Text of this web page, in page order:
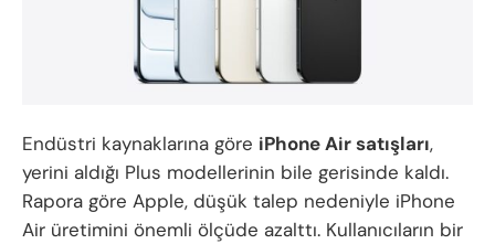
Endüstri kaynaklarına göre iPhone Air satışları,
yerini aldığı Plus modellerinin bile gerisinde kaldı.
Rapora göre Apple, düşük talep nedeniyle iPhone
Air üretimini önemli ölçüde azalttı. Kullanıcıların bir